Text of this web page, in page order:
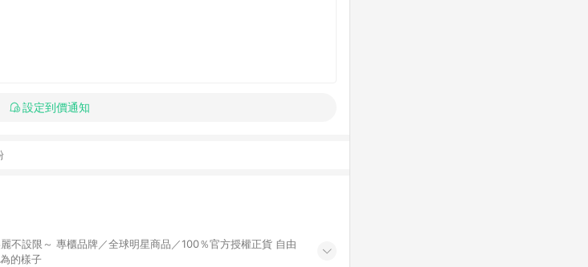
設定到價通知
設限～ 專櫃品牌／全球明星商品／100％官方授權正貨 自由
的樣子